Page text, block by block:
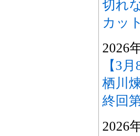
切れ
カッ
2026
【3
栖川
終回
2026